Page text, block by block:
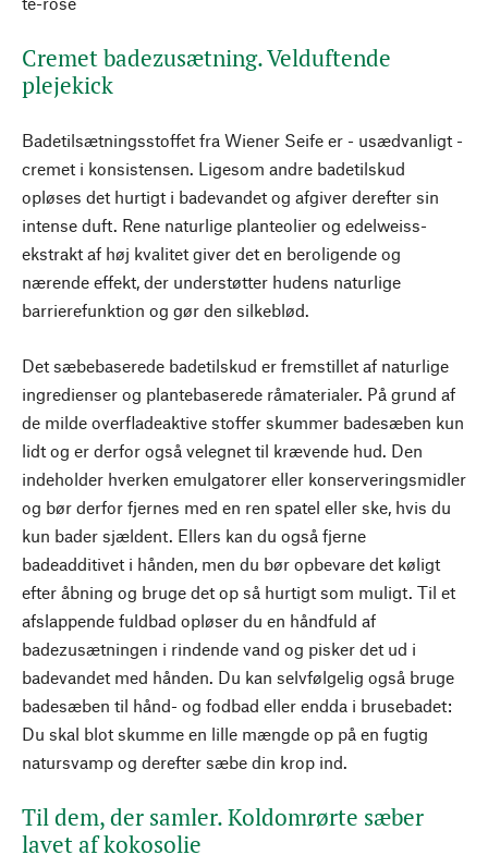
Cremet badezusætning. Velduftende
plejekick
Badetilsætningsstoffet fra Wiener Seife er - usædvanligt -
cremet i konsistensen. Ligesom andre badetilskud
opløses det hurtigt i badevandet og afgiver derefter sin
intense duft. Rene naturlige planteolier og edelweiss-
ekstrakt af høj kvalitet giver det en beroligende og
nærende effekt, der understøtter hudens naturlige
barrierefunktion og gør den silkeblød.
Det sæbebaserede badetilskud er fremstillet af naturlige
ingredienser og plantebaserede råmaterialer. På grund af
de milde overfladeaktive stoffer skummer badesæben kun
lidt og er derfor også velegnet til krævende hud. Den
indeholder hverken emulgatorer eller konserveringsmidler
og bør derfor fjernes med en ren spatel eller ske, hvis du
kun bader sjældent. Ellers kan du også fjerne
badeadditivet i hånden, men du bør opbevare det køligt
efter åbning og bruge det op så hurtigt som muligt. Til et
afslappende fuldbad opløser du en håndfuld af
badezusætningen i rindende vand og pisker det ud i
badevandet med hånden. Du kan selvfølgelig også bruge
badesæben til hånd- og fodbad eller endda i brusebadet:
Du skal blot skumme en lille mængde op på en fugtig
natursvamp og derefter sæbe din krop ind.
Til dem, der samler. Koldomrørte sæber
lavet af kokosolie